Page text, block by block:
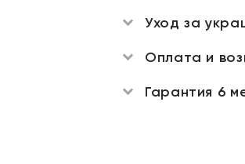
Уход за
Оплата и
Гарантия 6